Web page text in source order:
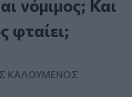
νόμιμος; Και
φταίει;
ΚΑΛΟΎΜΕΝΟΣ